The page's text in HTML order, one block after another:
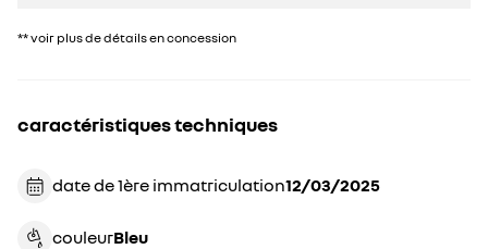
** voir plus de détails en concession
caractéristiques techniques
date de 1ère immatriculation 12/03/2025
couleur bleu